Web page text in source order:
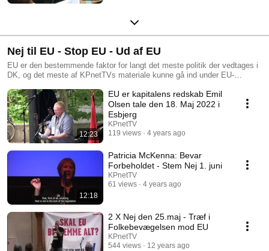
Nej til EU - Stop EU - Ud af EU
EU er den bestemmende faktor for langt det meste politik der vedtages i
DK, og det meste af KPnetTVs materiale kunne gå ind under EU-
manifestationer mv. der vender sig direkte mod EU.
12:23
EU er kapitalens redskab Emil
Olsen tale den 18. Maj 2022 i
Esbjerg
KPnetTV
119 views
4 years ago
12:18
Patricia McKenna: Bevar
Forbeholdet - Stem Nej 1. juni
KPnetTV
61 views
4 years ago
2 X Nej den 25.maj - Træf i
Folkebevægelsen mod EU
KPnetTV
544 views
12 years ago